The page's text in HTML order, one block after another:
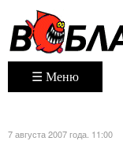
☰ Меню
7 августа 2007 года. 11:00